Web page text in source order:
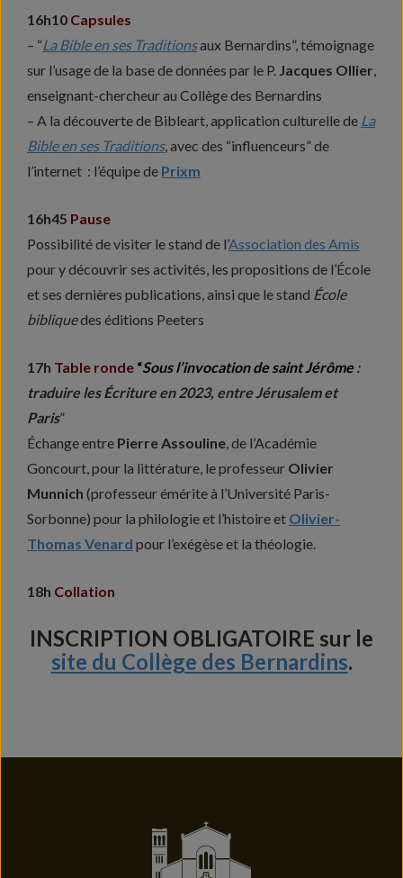
16h10 Capsules
– “La Bible en ses Traditionsaux Bernardins”, témoignage
sur l’usage de la base de données par le P. Jacques Ollier,
enseignant-chercheur au Collège des Bernardins
– A la découverte de Bibleart, application culturelle de La
Bible en ses Traditions, avec des “influenceurs” de
l’internet : l’équipe de Prixm
16h45 Pause
Possibilité de visiter le stand de l’Association des Amis
pour y découvrir ses activités, les propositions de l’École
et ses dernières publications, ainsi que le stand École
bibliquedes éditions Peeters
17h Table ronde “Sous l’invocation de saint Jérôme:
traduire les Écriture en 2023, entre Jérusalem et
Paris”
Échange entre Pierre Assouline, de l’Académie
Goncourt, pour la littérature, le professeur Olivier
Munnich (professeur émérite à l’Université Paris-
Sorbonne) pour la philologie et l’histoire et Olivier-
Thomas Venard pour l’exégèse et la théologie.
18h Collation
INSCRIPTION OBLIGATOIRE sur le
site du Collège des Bernardins.